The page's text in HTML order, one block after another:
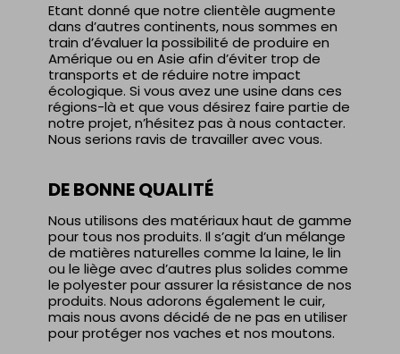
Etant donné que notre clientèle augmente
dans d’autres continents, nous sommes en
train d’évaluer la possibilité de produire en
Amérique ou en Asie afin d’éviter trop de
transports et de réduire notre impact
écologique. Si vous avez une usine dans ces
régions-là et que vous désirez faire partie de
notre projet, n’hésitez pas à nous contacter.
Nous serions ravis de travailler avec vous.
DE BONNE QUALITÉ
Nous utilisons des matériaux haut de gamme
pour tous nos produits. Il s’agit d’un mélange
de matières naturelles comme la laine, le lin
ou le liège avec d’autres plus solides comme
le polyester pour assurer la résistance de nos
produits. Nous adorons également le cuir,
mais nous avons décidé de ne pas en utiliser
pour protéger nos vaches et nos moutons.